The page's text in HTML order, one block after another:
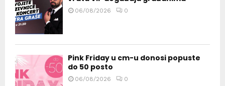
06/08/2026 0
Pink Friday u cm-u donosi popuste
do 50 posto
06/08/2026 0